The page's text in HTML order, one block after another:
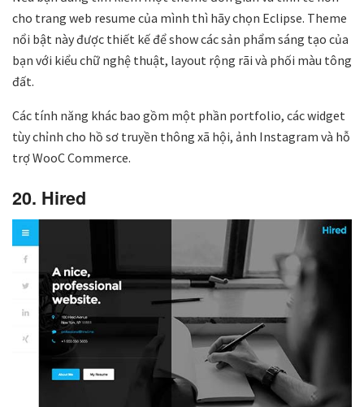
cho trang web resume của mình thì hãy chọn Eclipse. Theme
nổi bật này được thiết kế để show các sản phẩm sáng tạo của
bạn với kiểu chữ nghệ thuật, layout rộng rãi và phối màu tông
đất.
Các tính năng khác bao gồm một phần portfolio, các widget
tùy chỉnh cho hồ sơ truyền thông xã hội, ảnh Instagram và hỗ
trợ WooC Commerce.
20. Hired